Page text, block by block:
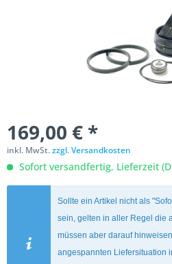
169,00 € *
inkl. MwSt.zzgl. Versandkosten
Sofort versandfertig, Lieferzeit
Sollte ein Artikel nicht als
sein, gelten in aller Regel die
müssen aber darauf
angespannten Liefersituation